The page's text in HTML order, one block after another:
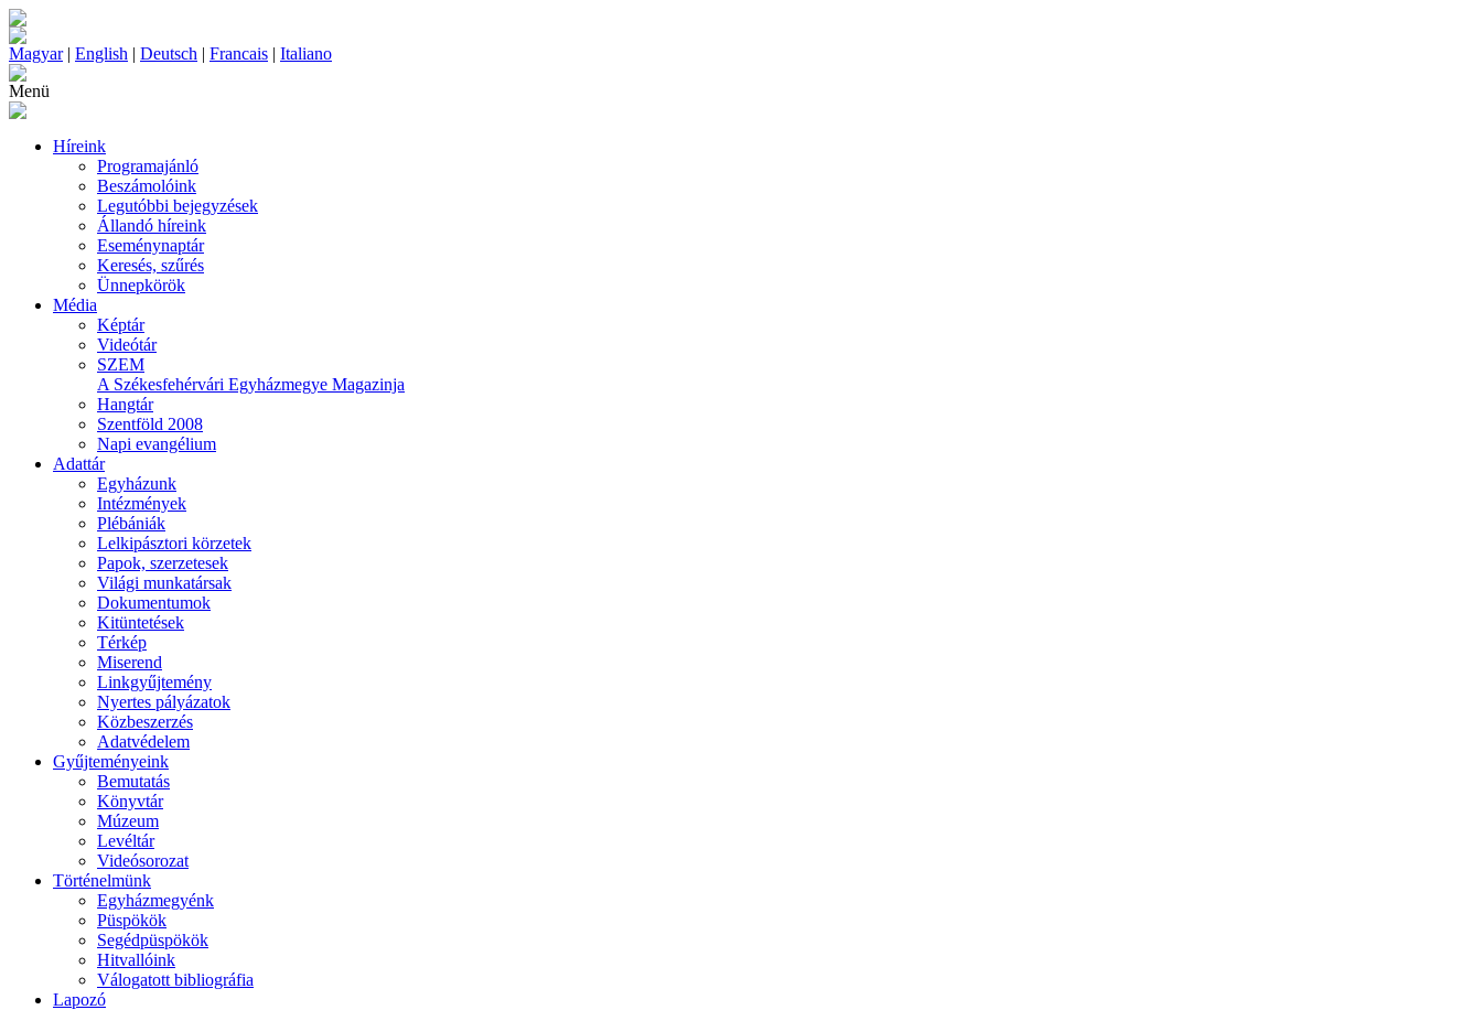
Magyar| English | Deutsch | Francais | Italiano
Menü
Híreink
Programajánló
Beszámolóink
Legutóbbi bejegyzések
Állandó híreink
Eseménynaptár
Keresés, szűrés
Ünnepkörök
Média
Képtár
Videótár
SZEM
A Székesfehérvári Egyházmegye Magazinja
Hangtár
Szentföld 2008
Napi evangélium
Adattár
Egyházunk
Intézmények
Plébániák
Lelkipásztori körzetek
Papok, szerzetesek
Világi munkatársak
Dokumentumok
Kitüntetések
Térkép
Miserend
Linkgyűjtemény
Nyertes pályázatok
Közbeszerzés
Adatvédelem
Gyűjteményeink
Bemutatás
Könyvtár
Múzeum
Levéltár
Videósorozat
Történelmünk
Egyházmegyénk
Püspökök
Segédpüspökök
Hitvallóink
Válogatott bibliográfia
Lapozó